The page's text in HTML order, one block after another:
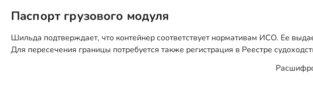
Паспорт грузового модуля
Шильда подтверждает, что контейнер соответствует нормативам ИСО. Ее
Для пересечения границы потребуется также регистрация в Реестре